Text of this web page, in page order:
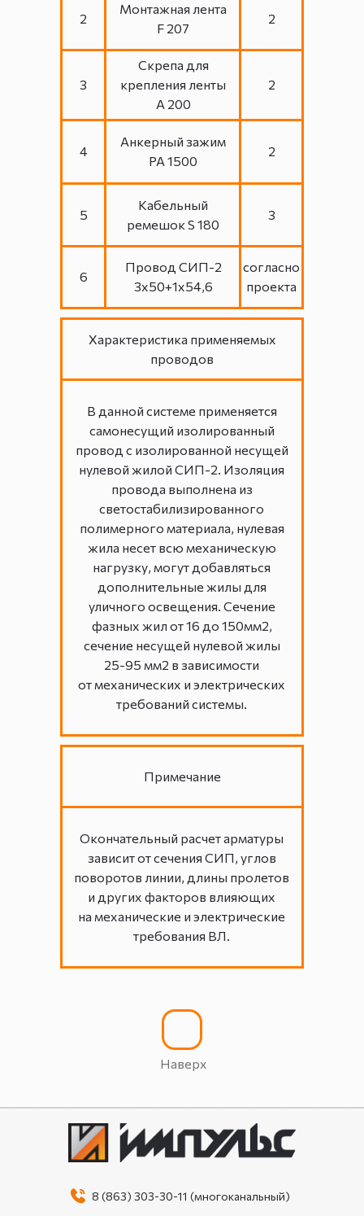
6
Провод СИП-2
3х50+1х54,6
согласно
проекта
5
4
3
2
Кабельный
ремешок S 180
Анкерный зажим
РА 1500
Скрепа для
крепления ленты
А 200
Монтажная лента
F 207
3
2
2
2
В данной системе применяется
самонесущий изолированный
провод с изолированной несущей
нулевой жилой СИП-2. Изоляция
провода выполнена из
светостабилизированного
полимерного материала, нулевая
жила несет всю механическую
нагрузку, могут добавляться
дополнительные жилы для
уличного освещения. Сечение
фазных жил от 16 до 150мм2,
сечение несущей нулевой жилы
25-95 мм2 в зависимости
от механических и электрических
требований системы.
Характеристика применяемых
проводов
Окончательный расчет арматуры
зависит от сечения СИП, углов
поворотов линии, длины пролетов
и других факторов влияющих
на механические и электрические
требования ВЛ.
Примечание
Наверх
8 (863) 303-30-11 (многоканальный)